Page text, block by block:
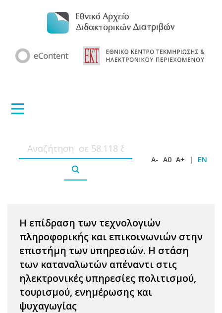
A- A0 A+ | EN
Η επίδραση των τεχνολογιών
πληροφορικής και επικοινωνιών στην
επιστήμη των υπηρεσιών. Η στάση
των καταναλωτών απέναντι στις
ηλεκτρονικές υπηρεσίες πολιτισμού,
τουρισμού, ενημέρωσης και
ψυχαγωγίας